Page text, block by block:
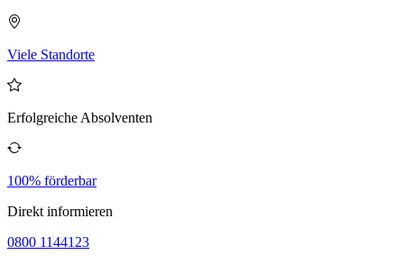
Viele Standorte
Erfolgreiche Absolventen
100% förderbar
Direkt informieren
0800 1144123